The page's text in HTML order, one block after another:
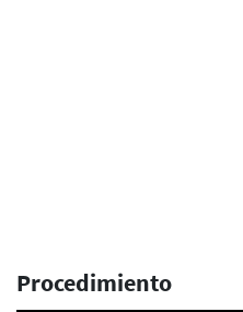
Procedimiento